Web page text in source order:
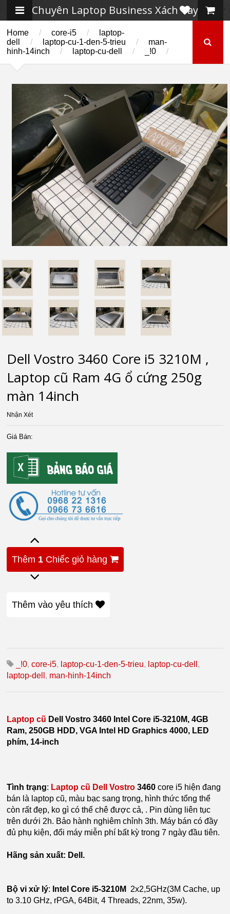
Chuyên Laptop Business Xách Tay
Home / core-i5 /
laptop-
dell
/ laptop-cu-1-den-5-trieu /
man-
hinh-14inch
/ laptop-cu-dell / _!0 /
Dell Vostro 3460 Core i5 3210M ,
Laptop cũ Ram 4G ổ cứng 250g
màn 14inch
Nhận Xét
Giá Bán:
Thêm 1 Chiếc giỏ hàng
Thêm vào yêu thích
_!0, core-i5, laptop-cu-1-den-5-trieu, laptop-cu-dell ,
laptop-dell , man-hinh-14inch
Laptop cũ Dell Vostro 3460 Intel Core i5-3210M, 4GB
Ram, 250GB HDD, VGA Intel HD Graphics 4000, LED
phím, 14-inch
Tình trạng: Laptop cũ Dell Vostro 3460 core i5 hiện đang
bán là laptop cũ, màu bạc sang trọng, hình thức tổng thể
còn rất đẹp, ko gì có thể chê được cả, . Pin dùng liên tục
trên dưới 2h. Bảo hành nghiêm chỉnh 3th. Máy bán có đầy
đủ phụ kiện, đổi máy miễn phí bất kỳ trong 7 ngày đầu tiên.
Hãng sản xuất: Dell.
Bộ vi xử lý: Intel Core i5-3210M
2x2,5GHz(3M Cache, up
to 3.10 GHz, rPGA, 64Bit, 4 Threads, 22nm, 35w).